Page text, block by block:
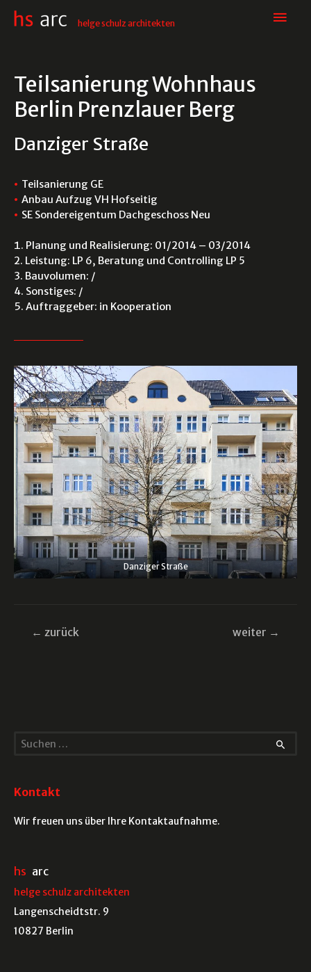
helge schulz architekten
Teilsanierung Wohnhaus
Berlin Prenzlauer Berg
Danziger Straße
Teilsanierung GE
Anbau Aufzug VH Hofseitig
SE Sondereigentum Dachgeschoss Neu
Planung und Realisierung: 01/2014 – 03/2014
Leistung: LP 6, Beratung und Controlling LP 5
Bauvolumen: /
Sonstiges: /
Auftraggeber: in Kooperation
Danziger Straße
Beitragsnavigation
← zurück weiter →
h
e
a
c
h
:
Kontakt
Wir freuen uns über Ihre Kontaktaufnahme.
hs arc
helge schulz architekten
Langenscheidtstr. 9
10827 Berlin